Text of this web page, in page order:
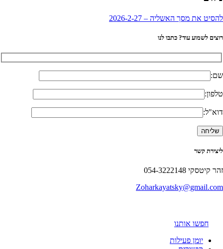
את מסך האשליה – 2026-2-27
לשמוע עוד? כתבו לנו
קשר
קיטסקי 054-3222148
חפשו אותנו
יומן פעילות